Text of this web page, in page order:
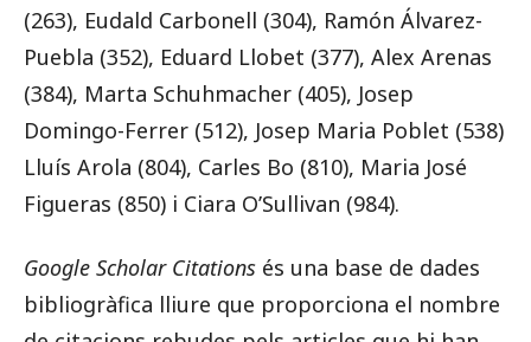
(263), Eudald Carbonell (304), Ramón Álvarez-
Puebla (352), Eduard Llobet (377), Alex Arenas
(384), Marta Schuhmacher (405), Josep
Domingo-Ferrer (512), Josep Maria Poblet (538)
Lluís Arola (804), Carles Bo (810), Maria José
Figueras (850) i Ciara O’Sullivan (984).
Google Scholar Citations és una base de dades
bibliogràfica lliure que proporciona el nombre